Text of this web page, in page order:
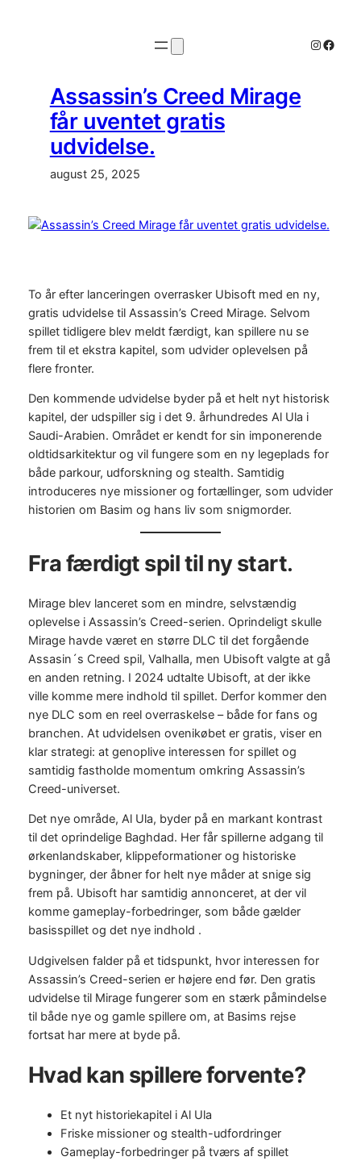
Assassin’s Creed Mirage
får uventet gratis
udvidelse.
august 25, 2025
To år efter lanceringen overrasker Ubisoft med en ny,
gratis udvidelse til Assassin’s Creed Mirage. Selvom
spillet tidligere blev meldt færdigt, kan spillere nu se
frem til et ekstra kapitel, som udvider oplevelsen på
flere fronter.
Den kommende udvidelse byder på et helt nyt historisk
kapitel, der udspiller sig i det 9. århundredes Al Ula i
Saudi-Arabien. Området er kendt for sin imponerende
oldtidsarkitektur og vil fungere som en ny legeplads for
både parkour, udforskning og stealth. Samtidig
introduceres nye missioner og fortællinger, som udvider
historien om Basim og hans liv som snigmorder.
Fra færdigt spil til ny start.
Mirage blev lanceret som en mindre, selvstændig
oplevelse i Assassin’s Creed-serien. Oprindeligt skulle
Mirage havde været en større DLC til det forgående
Assasin´s Creed spil, Valhalla, men Ubisoft valgte at gå
en anden retning. I 2024 udtalte Ubisoft, at der ikke
ville komme mere indhold til spillet. Derfor kommer den
nye DLC som en reel overraskelse – både for fans og
branchen. At udvidelsen ovenikøbet er gratis, viser en
klar strategi: at genoplive interessen for spillet og
samtidig fastholde momentum omkring Assassin’s
Creed-universet.
Det nye område, Al Ula, byder på en markant kontrast
til det oprindelige Baghdad. Her får spillerne adgang til
ørkenlandskaber, klippeformationer og historiske
bygninger, der åbner for helt nye måder at snige sig
frem på. Ubisoft har samtidig annonceret, at der vil
komme gameplay-forbedringer, som både gælder
basisspillet og det nye indhold .
Udgivelsen falder på et tidspunkt, hvor interessen for
Assassin’s Creed-serien er højere end før. Den gratis
udvidelse til Mirage fungerer som en stærk påmindelse
til både nye og gamle spillere om, at Basims rejse
fortsat har mere at byde på.
Hvad kan spillere forvente?
Et nyt historiekapitel i Al Ula
Friske missioner og stealth-udfordringer
Gameplay-forbedringer på tværs af spillet